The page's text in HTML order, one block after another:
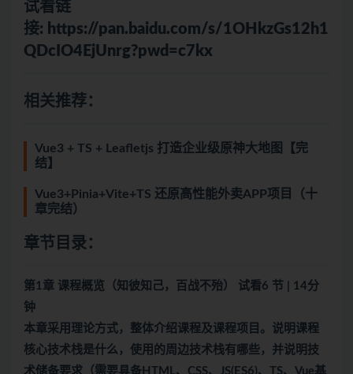
试看链
接: https://pan.baidu.com/s/1OHkzGs12h1
QDcIO4EjUnrg?pwd=c7kx
相关推荐：
Vue3 + TS + Leafletjs 打造企业级原神大地图【完
结】
Vue3+Pinia+Vite+TS 还原高性能外卖APP项目（十
章完结）
章节目录：
第1章 课程概览（知彼知己，百战不殆） 试看6 节 | 14分
钟
本章采用理论方式，整体介绍课程及课程项目。说明课程
核心技术栈是什么，使用的周边技术栈有哪些，并说明技
术储备要求（需要具备HTML、CSS、JS(ES6)、TS、Vue基